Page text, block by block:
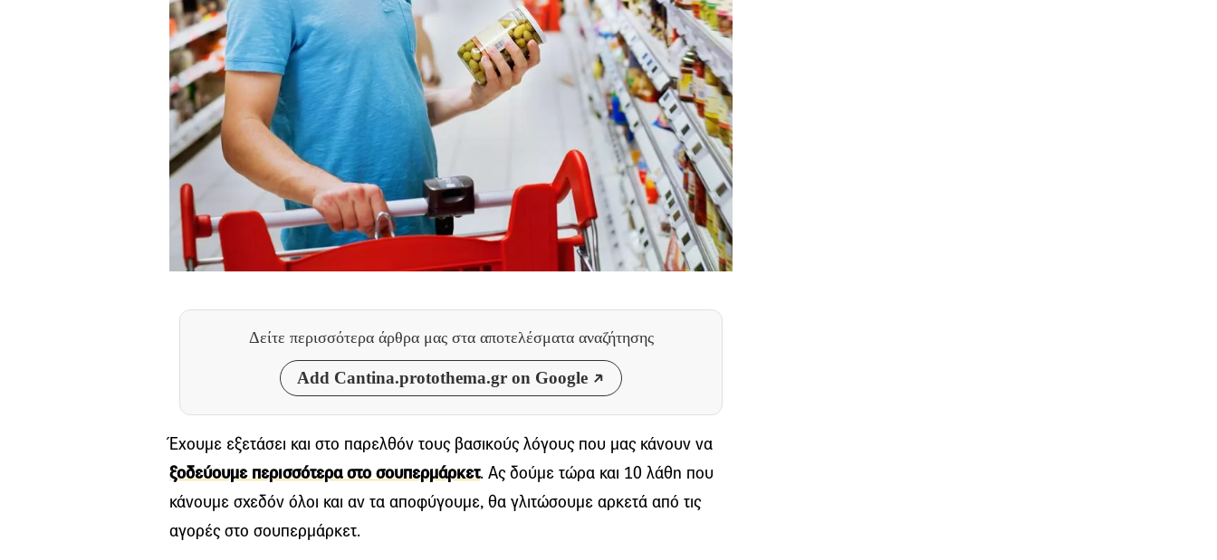
Δείτε περισσότερα άρθρα μας στα αποτελέσματα αναζήτησης
Add Cantina.protothema.gr on Google
Έχουμε εξετάσει και στο παρελθόν τους βασικούς λόγους που μας κάνουν να
ξοδεύουμε περισσότερα στο σουπερμάρκετ. Ας δούμε τώρα και 10 λάθη που
κάνουμε σχεδόν όλοι και αν τα αποφύγουμε, θα γλιτώσουμε αρκετά από τις
αγορές στο σουπερμάρκετ.